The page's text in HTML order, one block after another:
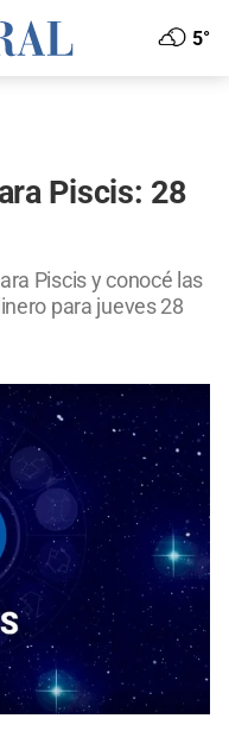
5°
Piscis: 28
Piscis y conocé las
para jueves 28